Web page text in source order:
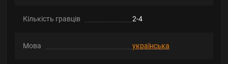
Кількість гравців 2-4
Мова українська